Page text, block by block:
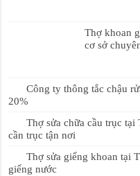
Thợ khoan
cơ sở
Công ty thông tắc chậu
20%
Thợ sửa chữa cầu trục
cần trục tận nơi
Thợ sửa giếng khoan tại
giếng nước